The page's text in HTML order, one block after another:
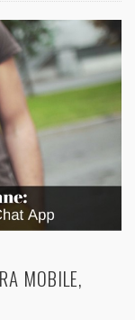
MOBILE,